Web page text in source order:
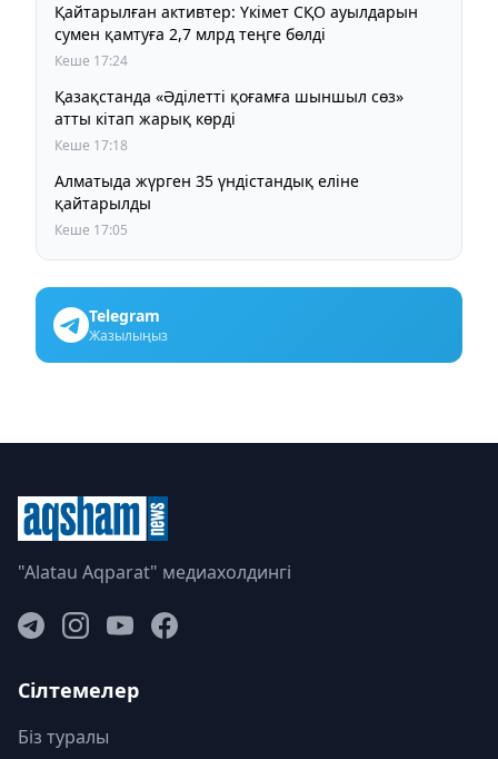
Қайтарылған активтер: Үкімет СҚО ауылдарын
сумен қамтуға 2,7 млрд теңге бөлді
Кеше 17:24
Қазақстанда «Әділетті қоғамға шыншыл сөз»
атты кітап жарық көрді
Кеше 17:18
Алматыда жүрген 35 үндістандық еліне
қайтарылды
Кеше 17:05
Telegram
Жазылыңыз
"Alatau Aqparat" медиахолдингі
Сілтемелер
Біз туралы